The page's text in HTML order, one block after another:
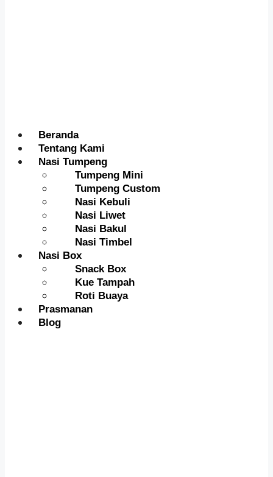
Menu
Beranda
Tentang Kami
Nasi Tumpeng
Tumpeng Mini
Tumpeng Custom
Nasi Kebuli
Nasi Liwet
Nasi Bakul
Nasi Timbel
Nasi Box
Snack Box
Kue Tampah
Roti Buaya
Prasmanan
Blog